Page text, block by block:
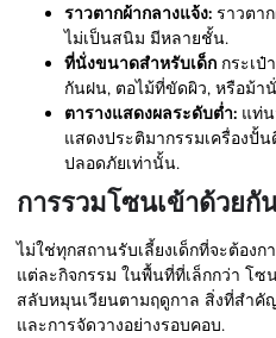
ราวตากผ้ากลางแจ้ง: ราวตา
ไม่เป็นสนิม มีหลายชั้น.
ที่นั่งขนาดสำหรับเด็ก กระเ
กันฝน, ตอไม้ที่ขัดผิว, หรือม้า
ตารางแสดงผลระดับต่ำ: แท่น
แสดงประติมากรรมเครื่องปั้น
ปลอดภัยเท่านั้น.
การรวมโซนเข้าด้วยกั
ไม่ใช่ทุกสถานรับเลี้ยงเด็กที่จะต้อ
แต่ละกิจกรรม ในพื้นที่ที่เล็กกว่า โ
สลับหมุนเวียนตามฤดูกาล สิ่งที่สำคั
และการจัดวางอย่างรอบคอบ.